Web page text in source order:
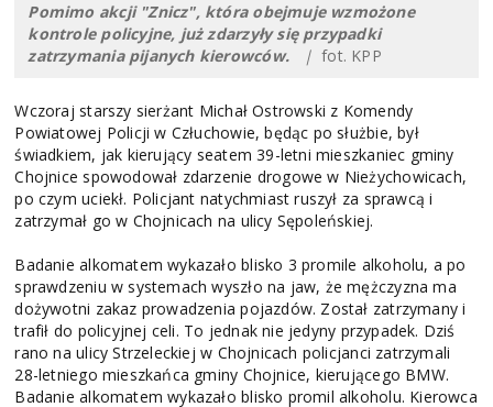
Pomimo akcji "Znicz", która obejmuje wzmożone
kontrole policyjne, już zdarzyły się przypadki
zatrzymania pijanych kierowców.| fot. KPP
Wczoraj starszy sierżant Michał Ostrowski z Komendy
Powiatowej Policji w Człuchowie, będąc po służbie, był
świadkiem, jak kierujący seatem 39-letni mieszkaniec gminy
Chojnice spowodował zdarzenie drogowe w Nieżychowicach,
po czym uciekł. Policjant natychmiast ruszył za sprawcą i
zatrzymał go w Chojnicach na ulicy Sępoleńskiej.
Badanie alkomatem wykazało blisko 3 promile alkoholu, a po
sprawdzeniu w systemach wyszło na jaw, że mężczyzna ma
dożywotni zakaz prowadzenia pojazdów. Został zatrzymany i
trafił do policyjnej celi. To jednak nie jedyny przypadek. Dziś
rano na ulicy Strzeleckiej w Chojnicach policjanci zatrzymali
28-letniego mieszkańca gminy Chojnice, kierującego BMW.
Badanie alkomatem wykazało blisko promil alkoholu. Kierowca